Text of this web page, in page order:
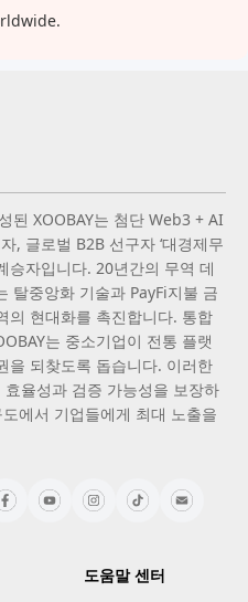
된 XOOBAY는 첨단 Web3 + AI
, 글로벌 B2B 선구자 ‘대경제무
승자입니다. 20년간의 무역 데
탈중앙화 기술과 PayFi지불 금
의 현대화를 촉진합니다. 통합
는 중소기업이 전통 플랫
을 되찾도록 돕습니다. 이러한
효율성과 검증 가능성을 보장하
에서 기업들에게 최대 노출을
도움말 센터